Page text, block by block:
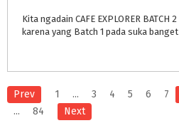
Kita ngadain CAFE EXPLORER BATCH 2
karena yang Batch 1 pada suka banget
Prev 1 ... 3 4 5 6 7
...
84 Next